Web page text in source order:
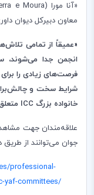
«آنا مورا (e Moura
معاون دبیرکل دیوان
«عمیقاً از تمامی تلاش
انجمن جدا میشوند،
فرصت‌های زیادی را
شرایط سخت و
خانواده بزرگ ICC
علاقهمندان جهت
جوان میتوانند از طریق
professional-
yaf-committees/